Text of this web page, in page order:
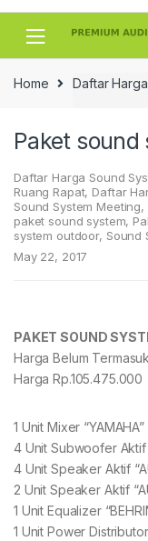
Skip
Skip
Home Daftar
Paket
Daftar Harga Sound
Ruang Rapat, Daftar
Sound System Meeting,
paket sound system,
system outdoor, Sound
May 22, 2017
PAKET SOUND
Harga Belum
Harga Rp.105.475.000
1 Unit Mixer
4 Unit Subwoofer Aktif
4 Unit Speaker Aktif
2 Unit Speaker Aktif
1 Unit Equalizer
1 Unit Power